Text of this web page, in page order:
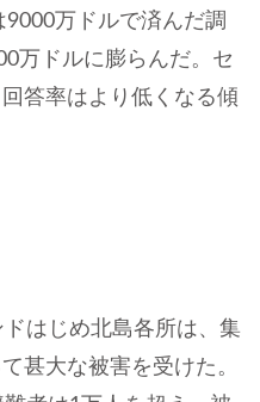
万ドルで済んだ調
万ドルに膨らんだ。セ
答率はより低くなる傾
はじめ北島各所は、集
甚大な被害を受けた。